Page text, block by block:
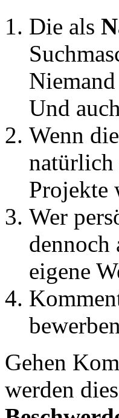
Die als
Und
Wenn
Projekte
Wer
dennoch
eigene
Gehen
werden